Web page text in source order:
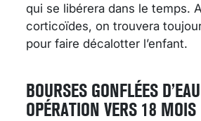
qui se libérera dans le temps.
corticoïdes, on trouvera
pour faire décalotter l’enfant.
BOURSES GONFLÉES
OPÉRATION VERS 18 MOIS